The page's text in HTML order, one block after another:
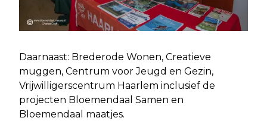
Daarnaast: Brederode Wonen, Creatieve
muggen, Centrum voor Jeugd en Gezin,
Vrijwilligerscentrum Haarlem inclusief de
projecten Bloemendaal Samen en
Bloemendaal maatjes.